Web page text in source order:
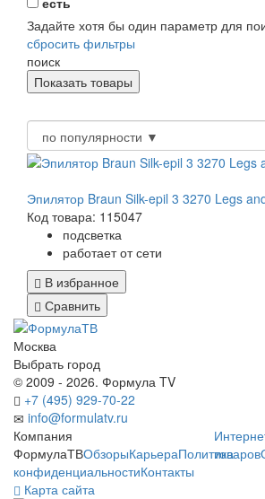
Задайте хотя бы один параметр для
сбросить фильтры
поиск
Эпилятор Braun Silk-epil 3 3270 Legs
Код товара: 115047
подсветка
работает от сети
В избранное
Сравнить
Москва
Выбрать город
© 2009 - 2026. Формула TV
+7 (495) 929-70-22
info@formulatv.ru
Компания
ФормулаТВОбзорыКарьераПолитика
конфиденциальностиКонтакты
товаров
Карта сайта